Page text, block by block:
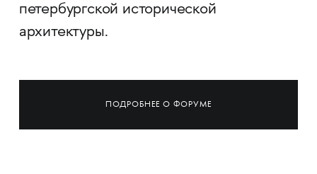
петербургской исторической
архитектуры.
ПОДРОБНЕЕ О ФОРУМЕ